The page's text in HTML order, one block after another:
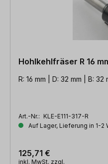
Hohlkehlfräser R 16
R: 16 mm | D: 32 mm | B: 32
Art.-Nr.: KLE-E111-317-R
Auf Lager, Lieferung in 1-2
125,71 €
inkl. MwSt. zzgl.